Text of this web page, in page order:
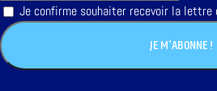
Je confirme souhaiter recevoir la